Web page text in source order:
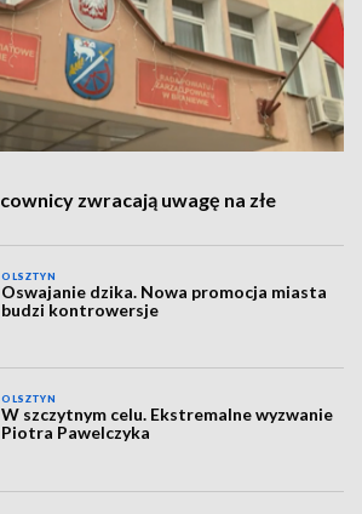
zwracają uwagę na złe
OLSZTYN
Oswajanie dzika. Nowa promocja miasta
budzi kontrowersje
OLSZTYN
W szczytnym celu. Ekstremalne wyzwanie
Piotra Pawelczyka